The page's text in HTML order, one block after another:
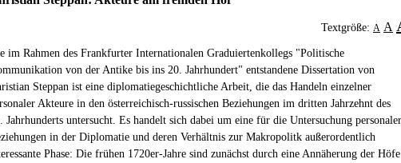
Textgröße: A A
im Rahmen des Frankfurter Internationalen Graduiertenkollegs "Politische
von der Antike bis ins 20. Jahrhundert" entstandene Dissertation von
Steppan ist eine diplomatiegeschichtliche Arbeit, die das Handeln einzelner
Akteure in den österreichisch-russischen Beziehungen im dritten Jahrzehnt des
Jahrhunderts untersucht. Es handelt sich dabei um eine für die Untersuchung personaler
in der Diplomatie und deren Verhältnis zur Makropolitk außerordentlich
Phase: Die frühen 1720er-Jahre sind zunächst durch eine Annäherung der Höfe